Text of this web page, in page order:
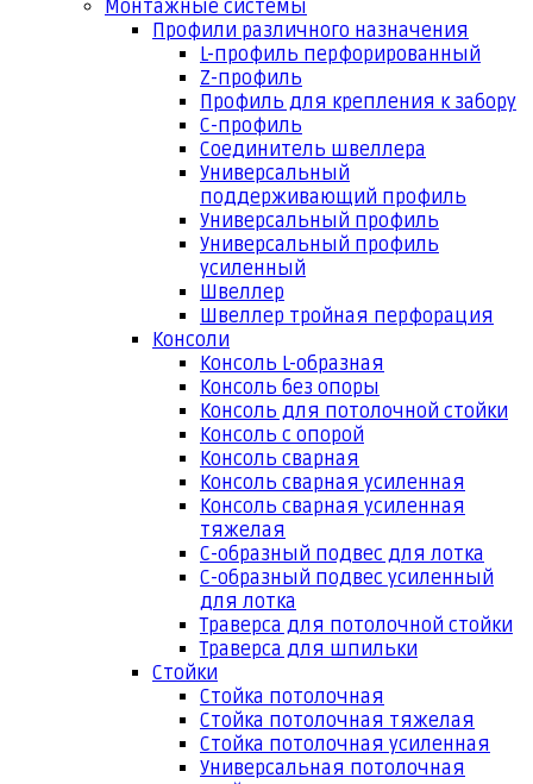
Монтажные системы
Профили различного назначения
L-профиль перфорированный
Z-профиль
Профиль для крепления к забору
С-профиль
Соединитель швеллера
Универсальный
поддерживающий профиль
Универсальный профиль
Универсальный профиль
усиленный
Швеллер
Швеллер тройная перфорация
Консоли
Консоль L-образная
Консоль без опоры
Консоль для потолочной стойки
Консоль с опорой
Консоль сварная
Консоль сварная усиленная
Консоль сварная усиленная
тяжелая
С-образный подвес для лотка
С-образный подвес усиленный
для лотка
Траверса для потолочной стойки
Траверса для шпильки
Стойки
Стойка потолочная
Стойка потолочная тяжелая
Стойка потолочная усиленная
Универсальная потолочная